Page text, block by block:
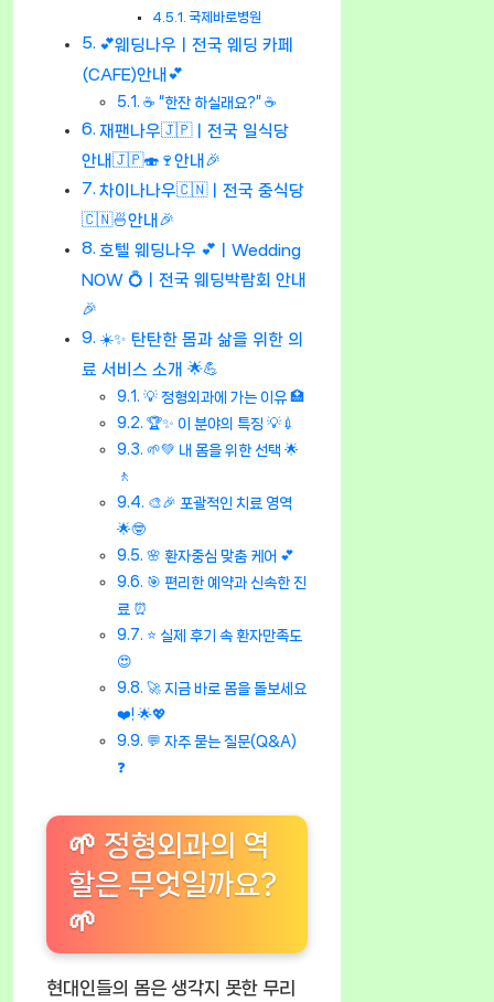
국제바로병원
💕웨딩나우ㅣ전국 웨딩 카페
(CAFE)안내💕
☕ “한잔 하실래요?” ☕
재팬나우🇯🇵ㅣ전국 일식당
안내🇯🇵🍣🍷안내🎉
차이나나우🇨🇳ㅣ전국 중식당
🇨🇳🍜안내🎉
호텔 웨딩나우 💕ㅣWedding
NOW 💍ㅣ전국 웨딩박람회 안내
🎉
☀️✨ 탄탄한 몸과 삶을 위한 의
료 서비스 소개 🌟💪
💡 정형외과에 가는 이유 🏥
🏆✨ 이 분야의 특징 💡💉
🌱💚 내 몸을 위한 선택 🌟
🚶
🎨🎉 포괄적인 치료 영역
🌟🤓
🌸 환자중심 맞춤 케어 💕
🎯 편리한 예약과 신속한 진
료 ⏰
⭐ 실제 후기 속 환자만족도
😍
🚀 지금 바로 몸을 돌보세요
❤️! 🌟💖
💬 자주 묻는 질문(Q&A)
❓
🌱 정형외과의 역
할은 무엇일까요?
🌱
현대인들의 몸은 생각지 못한 무리